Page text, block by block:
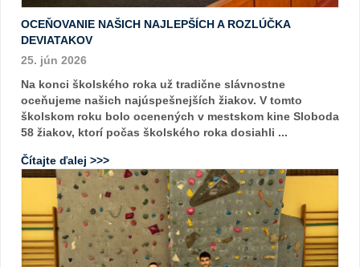
OCEŇOVANIE NAŠICH NAJLEPŠÍCH A ROZLÚČKA
DEVIATAKOV
25. jún 2026
Na konci školského roka už tradične slávnostne
oceňujeme našich najúspešnejších žiakov. V tomto
školskom roku bolo ocenených v mestskom kine Sloboda
58 žiakov, ktorí počas školského roka dosiahli ...
Čítajte ďalej >>>